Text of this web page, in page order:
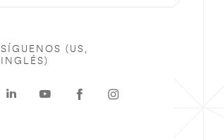
SÍGUENOS (US,
INGLÉS)